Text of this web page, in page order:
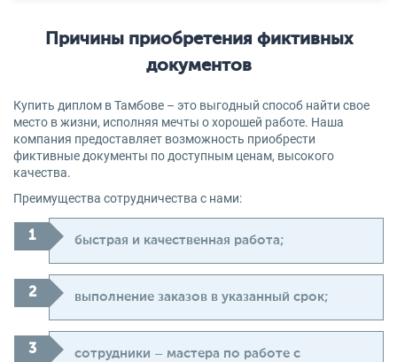
Причины приобретения фиктивных
документов
Купить диплом в Тамбове – это выгодный способ найти свое
место в жизни, исполняя мечты о хорошей работе. Наша
компания предоставляет возможность приобрести
фиктивные документы по доступным ценам, высокого
качества.
Преимущества сотрудничества с нами:
быстрая и качественная работа;
выполнение заказов в указанный срок;
сотрудники – мастера по работе с